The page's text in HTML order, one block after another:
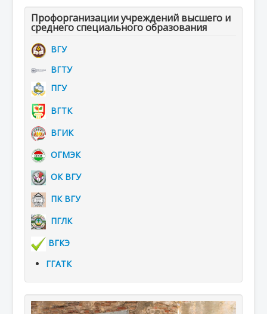
Профорганизации учреждений высшего и
среднего специального образования
ВГУ
ВГТУ
ПГУ
ВГТК
ВГИК
ОГМЭК
ОК ВГУ
ПК ВГУ
ПГЛК
ВГКЭ
ГГАТК